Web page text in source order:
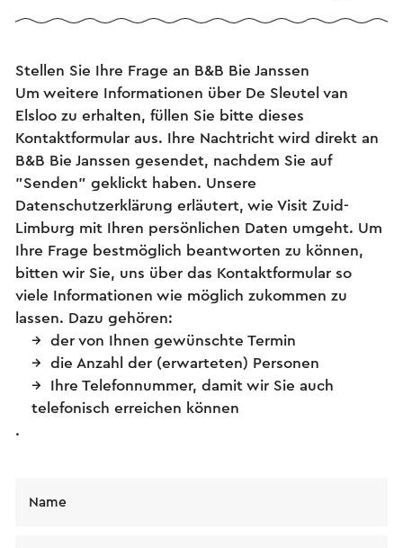
Stellen Sie Ihre Frage an B&B Bie Janssen
Um weitere Informationen über De Sleutel van
Elsloo zu erhalten, füllen Sie bitte dieses
Kontaktformular aus. Ihre Nachtricht wird direkt an
B&B Bie Janssen gesendet, nachdem Sie auf
"Senden" geklickt haben. Unsere
Datenschutzerklärung erläutert, wie Visit Zuid-
Limburg mit Ihren persönlichen Daten umgeht. Um
Ihre Frage bestmöglich beantworten zu können,
bitten wir Sie, uns über das Kontaktformular so
viele Informationen wie möglich zukommen zu
lassen. Dazu gehören:
der von Ihnen gewünschte Termin
die Anzahl der (erwarteten) Personen
Ihre Telefonnummer, damit wir Sie auch
telefonisch erreichen können
.
Name